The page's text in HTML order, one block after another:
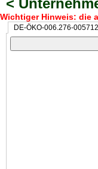
<
Wichtiger Hinweis: die
DE-ÖKO-006.276-